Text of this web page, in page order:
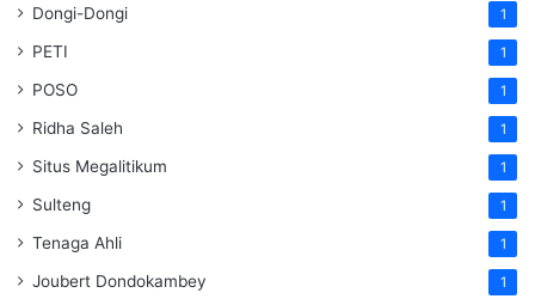
Dongi-Dongi 1
PETI 1
POSO 1
Ridha Saleh 1
Situs Megalitikum 1
Sulteng 1
Tenaga Ahli 1
Joubert Dondokambey 1